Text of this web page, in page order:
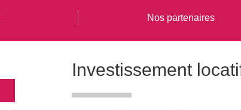
Nos partenaires
Investissement